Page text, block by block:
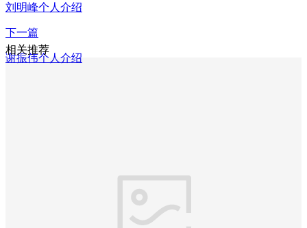
刘明峰个人介绍
下一篇
谢振伟个人介绍
相关推荐